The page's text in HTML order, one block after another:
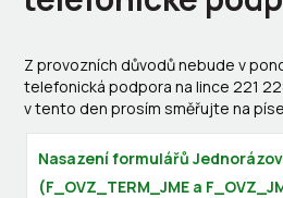
Z provozních důvodů nebude v
telefonická podpora na lince 221
v tento den prosím směřujte na
Nasazení formulářů
(F_OVZ_TERM_JME a